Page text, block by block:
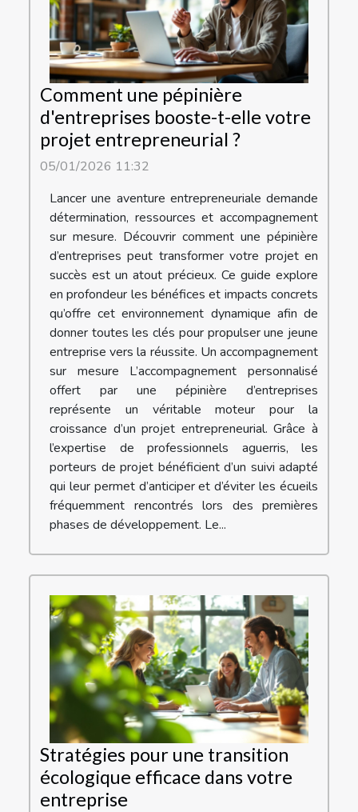
Comment une pépinière
d'entreprises booste-t-elle votre
projet entrepreneurial ?
05/01/2026 11:32
Lancer une aventure entrepreneuriale demande
détermination, ressources et accompagnement
sur mesure. Découvrir comment une pépinière
d’entreprises peut transformer votre projet en
succès est un atout précieux. Ce guide explore
en profondeur les bénéfices et impacts concrets
qu’offre cet environnement dynamique afin de
donner toutes les clés pour propulser une jeune
entreprise vers la réussite. Un accompagnement
sur mesure L’accompagnement personnalisé
offert par une pépinière d’entreprises
représente un véritable moteur pour la
croissance d’un projet entrepreneurial. Grâce à
l’expertise de professionnels aguerris, les
porteurs de projet bénéficient d’un suivi adapté
qui leur permet d’anticiper et d’éviter les écueils
fréquemment rencontrés lors des premières
phases de développement. Le...
Stratégies pour une transition
écologique efficace dans votre
entreprise